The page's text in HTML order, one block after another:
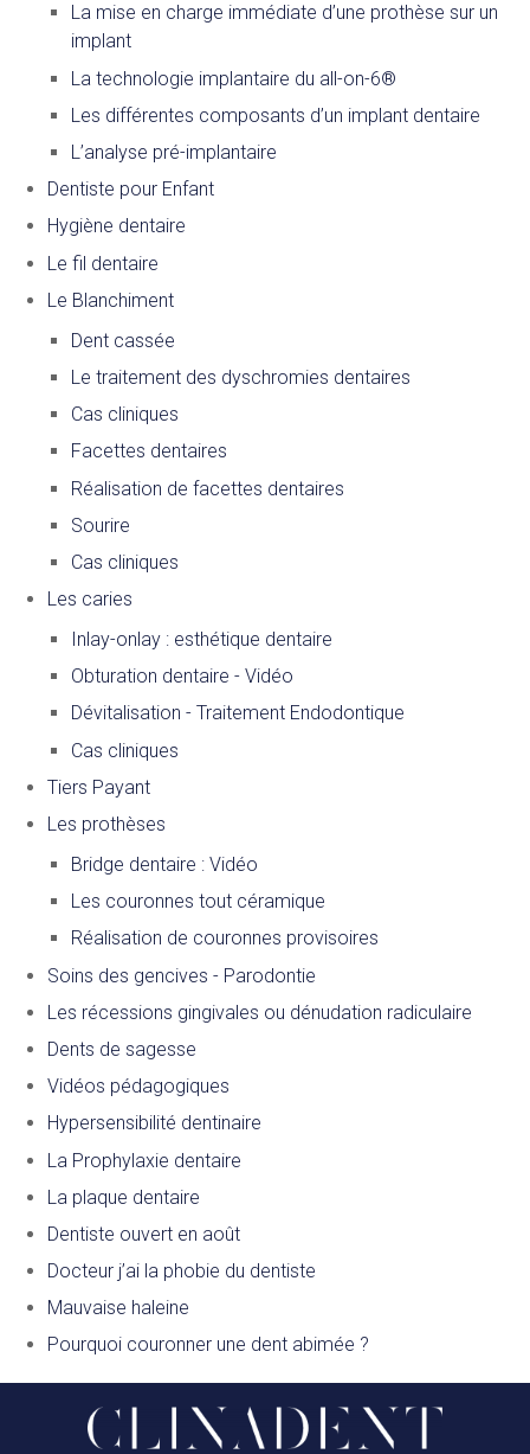
La mise en charge immédiate d’une prothèse sur un
implant
La technologie implantaire du all-on-6®
Les différentes composants d’un implant dentaire
L’analyse pré-implantaire
Dentiste pour Enfant
Hygiène dentaire
Le fil dentaire
Le Blanchiment
Dent cassée
Le traitement des dyschromies dentaires
Cas cliniques
Facettes dentaires
Réalisation de facettes dentaires
Sourire
Cas cliniques
Les caries
Inlay-onlay : esthétique dentaire
Obturation dentaire - Vidéo
Dévitalisation - Traitement Endodontique
Cas cliniques
Tiers Payant
Les prothèses
Bridge dentaire : Vidéo
Les couronnes tout céramique
Réalisation de couronnes provisoires
Soins des gencives - Parodontie
Les récessions gingivales ou dénudation radiculaire
Dents de sagesse
Vidéos pédagogiques
Hypersensibilité dentinaire
La Prophylaxie dentaire
La plaque dentaire
Dentiste ouvert en août
Docteur j’ai la phobie du dentiste
Mauvaise haleine
Pourquoi couronner une dent abimée ?